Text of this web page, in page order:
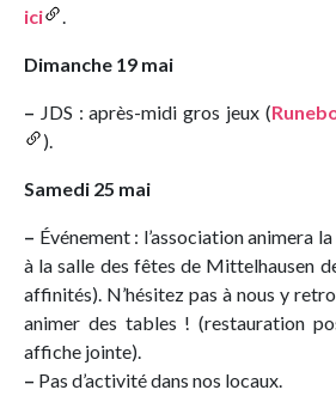
ici
.
Dimanche 19 mai
– JDS : après-midi gros jeux (
).
Samedi 25 mai
– Événement : l’association animera
à la salle des fêtes de Mittelhausen
affinités). N’hésitez pas à nous y
animer des tables ! (restauration
affiche jointe).
– Pas d’activité dans nos locaux.